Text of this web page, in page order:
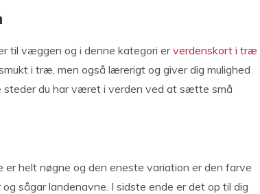
til væggen og i denne kategori erverdenskort i træ
i træ, men også lærerigt og giver dig mulighed
steder du har været i verden ved at sætte små
helt nøgne og den eneste variation er den farve
sågar landenavne. I sidste ende er det op til dig